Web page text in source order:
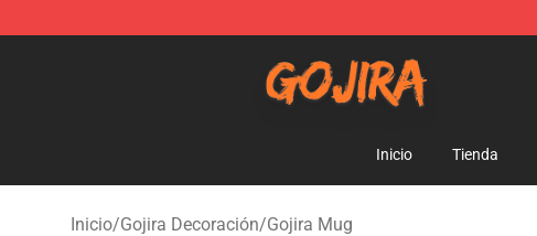
Inicio Tienda
Inicio/Gojira Decoración/Gojira Mug